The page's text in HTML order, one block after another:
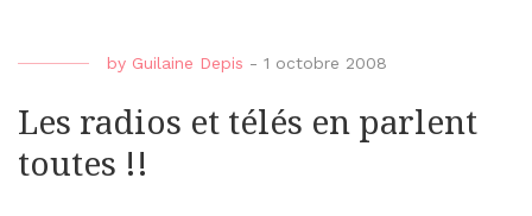
by Guilaine Depis - 1 octobre 2008
Les radios et télés en parlent
toutes !!